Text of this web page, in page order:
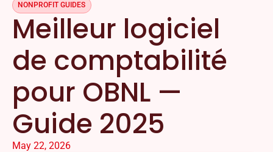
NONPROFIT GUIDES
Meilleur logiciel
de comptabilité
pour OBNL —
Guide 2025
May 22, 2026